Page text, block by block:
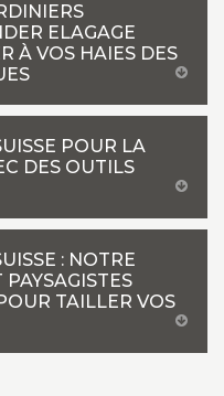
ELAGAGE
À VOS HAIES DES
POUR LA
DES OUTILS
: NOTRE
TAILLER VOS